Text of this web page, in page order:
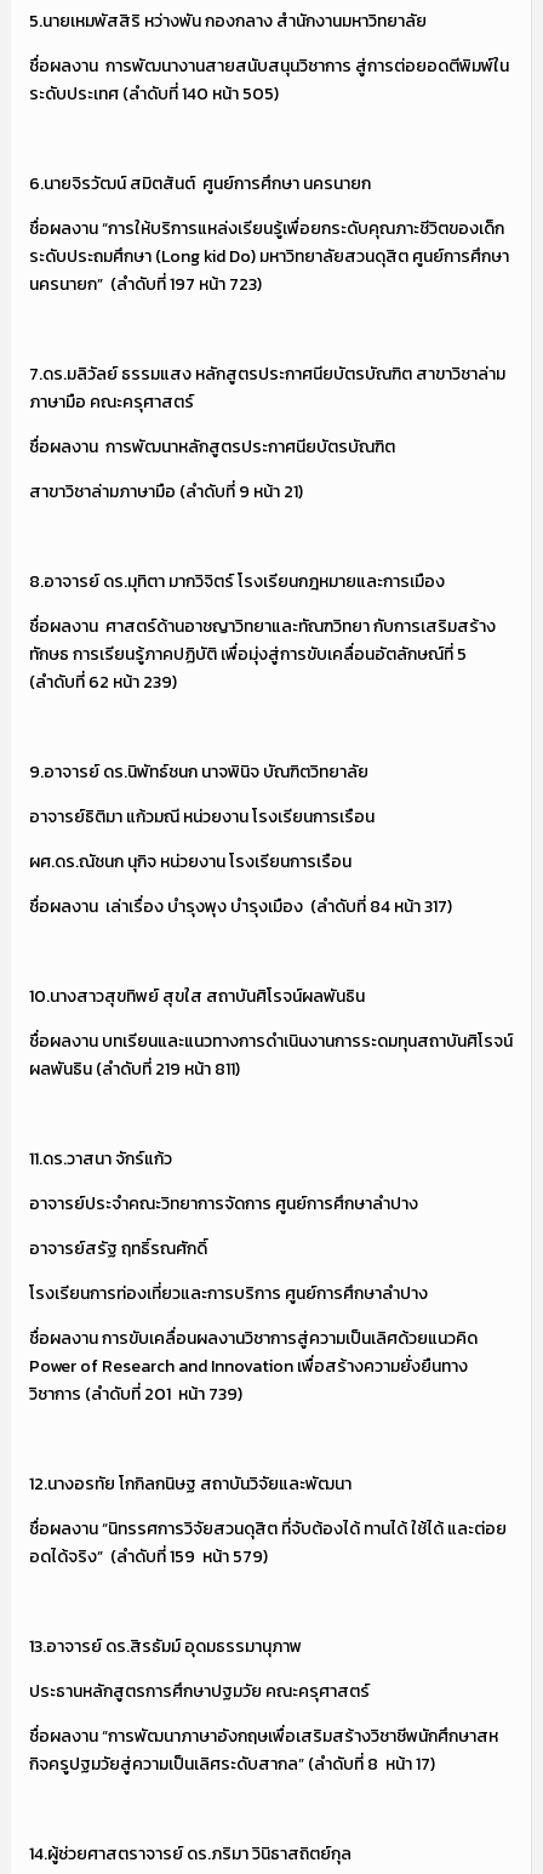
5.นายเหมพัสสิริ หว่างพัน กองกลาง สำนักงานมหาวิทยาลัย
ชื่อผลงาน การพัฒนางานสายสนับสนุนวิชาการ สู่การต่อยอดตีพิมพ์ใน
ระดับประเทศ (ลำดับที่ 140 หน้า 505)
6.นายจิรวัฒน์ สมิตสันต์ ศูนย์การศึกษา นครนายก
ชื่อผลงาน “การให้บริการแหล่งเรียนรู้เพื่อยกระดับคุณภาะชีวิตของเด็ก
ระดับประถมศึกษา (Long kid Do) มหาวิทยาลัยสวนดุสิต ศูนย์การศึกษา
นครนายก” (ลำดับที่ 197 หน้า 723)
7.ดร.มลิวัลย์ ธรรมแสง หลักสูตรประกาศนียบัตรบัณฑิต สาขาวิชาล่าม
ภาษามือ คณะครุศาสตร์
ชื่อผลงาน การพัฒนาหลักสูตรประกาศนียบัตรบัณฑิต
สาขาวิชาล่ามภาษามือ (ลำดับที่ 9 หน้า 21)
8.อาจารย์ ดร.มุทิตา มากวิจิตร์ โรงเรียนกฎหมายและการเมือง
ชื่อผลงาน ศาสตร์ด้านอาชญาวิทยาและทัณฑวิทยา กับการเสริมสร้าง
ทักษธ การเรียนรู้ภาคปฏิบัติ เพื่อมุ่งสู่การขับเคลื่อนอัตลักษณ์ที่ 5
(ลำดับที่ 62 หน้า 239)
9.อาจารย์ ดร.นิพัทธ์ชนก นาจพินิจ บัณฑิตวิทยาลัย
อาจารย์ธิติมา แก้วมณี หน่วยงาน โรงเรียนการเรือน
ผศ.ดร.ณัชนก นุกิจ หน่วยงาน โรงเรียนการเรือน
ชื่อผลงาน เล่าเรื่อง บำรุงพุง บำรุงเมือง (ลำดับที่ 84 หน้า 317)
10.นางสาวสุขทิพย์ สุขใส สถาบันศิโรจน์ผลพันธิน
ชื่อผลงาน บทเรียนและแนวทางการดำเนินงานการระดมทุนสถาบันศิโรจน์
ผลพันธิน (ลำดับที่ 219 หน้า 811)
11.ดร.วาสนา จักร์แก้ว
อาจารย์ประจำคณะวิทยาการจัดการ ศูนย์การศึกษาลำปาง
อาจารย์สรัฐ ฤทธิ์รณศักดิ์
โรงเรียนการท่องเที่ยวและการบริการ ศูนย์การศึกษาลำปาง
ชื่อผลงาน การขับเคลื่อนผลงานวิชาการสู่ความเป็นเลิศด้วยแนวคิด
Power of Research and Innovation เพื่อสร้างความยั่งยืนทาง
วิชาการ (ลำดับที่ 201 หน้า 739)
12.นางอรทัย โกกิลกนิษฐ สถาบันวิจัยและพัฒนา
ชื่อผลงาน “นิทรรศการวิจัยสวนดุสิต ที่จับต้องได้ ทานได้ ใช้ได้ และต่อย
อดได้จริง” (ลำดับที่ 159 หน้า 579)
13.อาจารย์ ดร.สิรธัมม์ อุดมธรรมานุภาพ
ประธานหลักสูตรการศึกษาปฐมวัย คณะครุศาสตร์
ชื่อผลงาน “การพัฒนาภาษาอังกฤษเพื่อเสริมสร้างวิชาชีพนักศึกษาสห
กิจครูปฐมวัยสู่ความเป็นเลิศระดับสากล” (ลำดับที่ 8 หน้า 17)
14.ผู้ช่วยศาสตราจารย์ ดร.ภริมา วินิธาสถิตย์กุล